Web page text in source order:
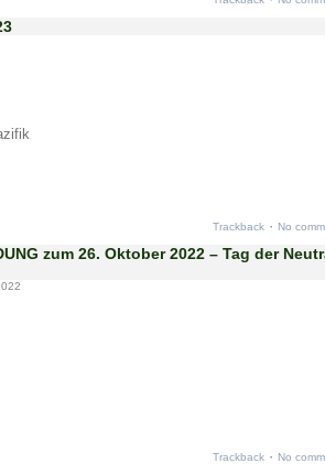
Trackback · No
zum 26. Oktober 2022 – Tag der
Trackback · No